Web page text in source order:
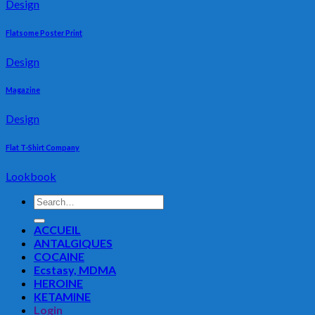
Design
Flatsome Poster Print
Design
Magazine
Design
Flat T-Shirt Company
Lookbook
Search
for:
ACCUEIL
ANTALGIQUES
COCAINE
Ecstasy, MDMA
HEROINE
KETAMINE
Login